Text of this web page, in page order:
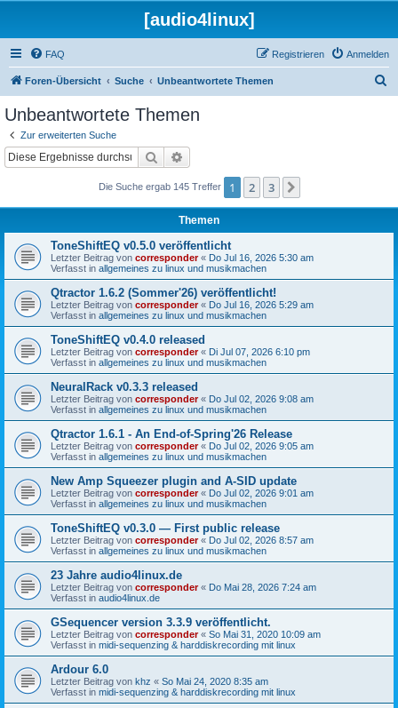
[audio4linux]
FAQ Anmelden
Registrieren
Foren-Übersicht Suche Unbeantwortete Themen
Unbeantwortete Themen
Zur erweiterten Suche
Suche
Die Suche ergab 145 Treffer 1 2 3
Themen
ToneShiftEQ v0.5.0 veröffentlicht
Letzter Beitrag von corresponder« Do Jul 16, 2026 5:30 am
Verfasst in allgemeines zu linux und musikmachen
Qtractor 1.6.2 (Sommer'26) veröffentlicht!
Letzter Beitrag von corresponder« Do Jul 16, 2026 5:29 am
Verfasst in allgemeines zu linux und musikmachen
ToneShiftEQ v0.4.0 released
Letzter Beitrag von corresponder« Di Jul 07, 2026 6:10 pm
Verfasst in allgemeines zu linux und musikmachen
NeuralRack v0.3.3 released
Letzter Beitrag von corresponder« Do Jul 02, 2026 9:08 am
Verfasst in allgemeines zu linux und musikmachen
Qtractor 1.6.1 - An End-of-Spring'26 Release
Letzter Beitrag von corresponder« Do Jul 02, 2026 9:05 am
Verfasst in allgemeines zu linux und musikmachen
New Amp Squeezer plugin and A-SID update
Letzter Beitrag von corresponder« Do Jul 02, 2026 9:01 am
Verfasst in allgemeines zu linux und musikmachen
ToneShiftEQ v0.3.0 — First public release
Letzter Beitrag von corresponder« Do Jul 02, 2026 8:57 am
Verfasst in allgemeines zu linux und musikmachen
23 Jahre audio4linux.de
Letzter Beitrag von corresponder« Do Mai 28, 2026 7:24 am
Verfasst in audio4linux.de
GSequencer version 3.3.9 veröffentlicht.
Letzter Beitrag von corresponder« So Mai 31, 2020 10:09 am
Verfasst in midi-sequenzing & harddiskrecording mit linux
Ardour 6.0
Letzter Beitrag von khz « So Mai 24, 2020 8:35 am
Verfasst in midi-sequenzing & harddiskrecording mit linux